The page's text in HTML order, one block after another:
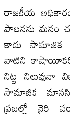
రాజకీయ అధికారం
పాలనను మనం
కాదు సామాజిక
వాటిని
నిట్ట నిలువునా
సామాజిక
ప్రజల్లో వైరి